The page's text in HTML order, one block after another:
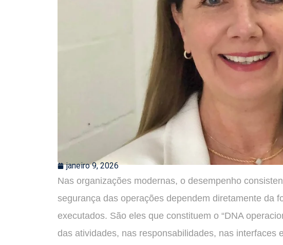
janeiro 9, 2026
Nas organizações modernas, o desempenho
segurança das operações dependem diretamente da
executados. São eles que constituem o “DNA
das atividades, nas responsabilidades, nas interfaces